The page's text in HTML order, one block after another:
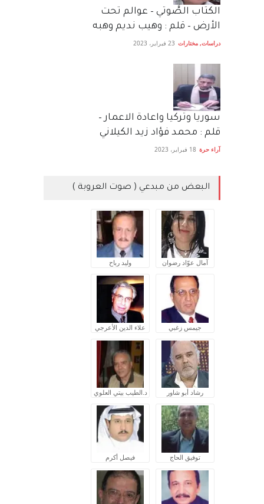
الكتاب الصَّوتي – عوالم تحت
الأرض – قلم : وهيب نديم وهبه
دراسات, مختارات 23 فبراير، 2023
سوريا وتركيا واعادة الاعمار –
قلم : محمد فؤاد زيد الكيلاني
آراء حرة 18 فبراير، 2023
البعض من مبدعي ( صوت العروبة )
آمال عوّاد رضوان وليد رباح
جيمس زغبي علاء الدين الأعرجي
رشاد أبو شاور د.الطيب بيتي العلوي
توفيق الحاج فيصل أكرم